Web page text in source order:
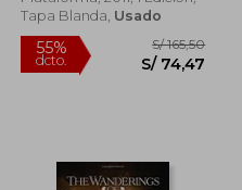
Tapa Blanda, Usado